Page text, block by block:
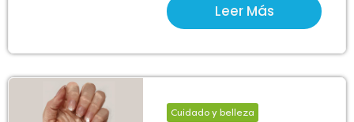
Leer Más
Cuidado y belleza